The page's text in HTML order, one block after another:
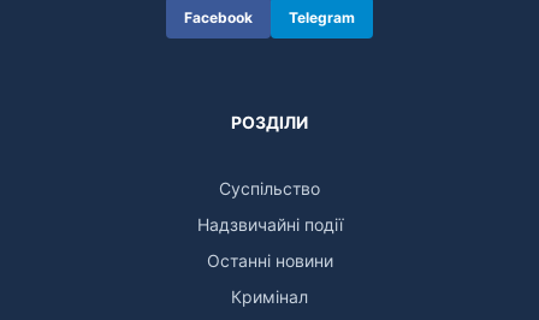
Facebook Telegram
РОЗДІЛИ
Суспільство
Надзвичайні події
Останні новини
Кримінал